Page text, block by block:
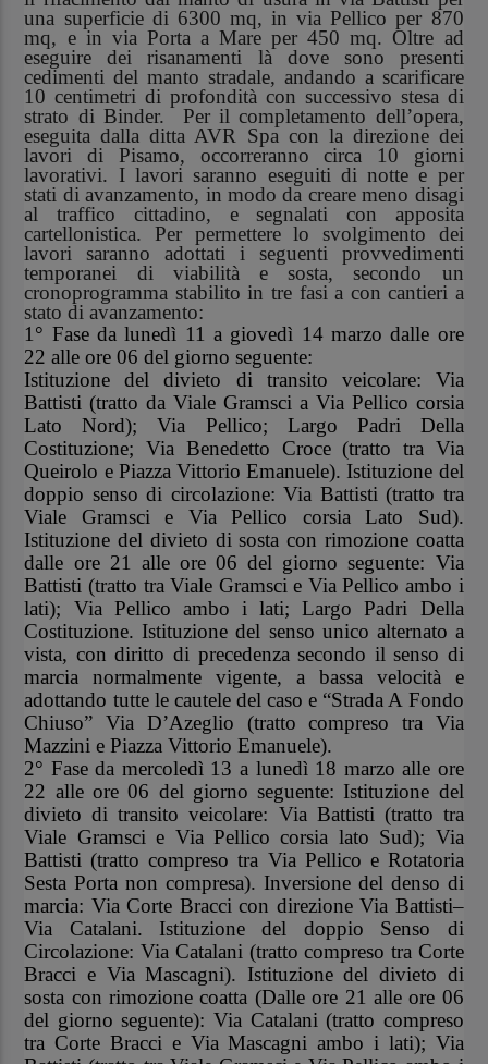
una superficie di 6300 mq, in via Pellico per 870
mq, e in via Porta a Mare per 450 mq. Oltre ad
eseguire dei risanamenti là dove sono presenti
cedimenti del manto stradale, andando a scarificare
10 centimetri di profondità con successivo stesa di
strato di Binder. Per il completamento dell’opera,
eseguita dalla ditta AVR Spa con la direzione dei
lavori di Pisamo, occorreranno circa 10 giorni
lavorativi. I lavori saranno eseguiti di notte e per
stati di avanzamento, in modo da creare meno disagi
al traffico cittadino, e segnalati con apposita
cartellonistica.Per permettere lo svolgimento dei
lavori saranno adottati i seguenti provvedimenti
temporanei di viabilità e sosta, secondo un
cronoprogramma stabilito in tre fasi a con cantieri a
stato di avanzamento:
1° Fase da lunedì 11 a giovedì 14 marzo dalle ore
22 alle ore 06 del giorno seguente:
Istituzione del divieto di transito veicolare: Via
Battisti (tratto da Viale Gramsci a Via Pellico corsia
Lato Nord); Via Pellico; Largo Padri Della
Costituzione; Via Benedetto Croce (tratto tra Via
Queirolo e Piazza Vittorio Emanuele). Istituzione del
doppio senso di circolazione: Via Battisti (tratto tra
Viale Gramsci e Via Pellico corsia Lato Sud).
Istituzione del divieto di sosta con rimozione coatta
dalle ore 21 alle ore 06 del giorno seguente: Via
Battisti (tratto tra Viale Gramsci e Via Pellico ambo i
lati); Via Pellico ambo i lati; Largo Padri Della
Costituzione. Istituzione del senso unico alternato a
vista, con diritto di precedenza secondo il senso di
marcia normalmente vigente, a bassa velocità e
adottando tutte le cautele del caso e “Strada A Fondo
Chiuso” Via D’Azeglio (tratto compreso tra Via
Mazzini e Piazza Vittorio Emanuele).
2° Fase da mercoledì 13 a lunedì 18 marzo alle ore
22 alle ore 06 del giorno seguente: Istituzione del
divieto di transito veicolare: Via Battisti (tratto tra
Viale Gramsci e Via Pellico corsia lato Sud); Via
Battisti (tratto compreso tra Via Pellico e Rotatoria
Sesta Porta non compresa). Inversione del denso di
marcia: Via Corte Bracci con direzione Via Battisti–
Via Catalani. Istituzione del doppio Senso di
Circolazione: Via Catalani (tratto compreso tra Corte
Bracci e Via Mascagni). Istituzione del divieto di
sosta con rimozione coatta (Dalle ore 21 alle ore 06
del giorno seguente): Via Catalani (tratto compreso
tra Corte Bracci e Via Mascagni ambo i lati); Via